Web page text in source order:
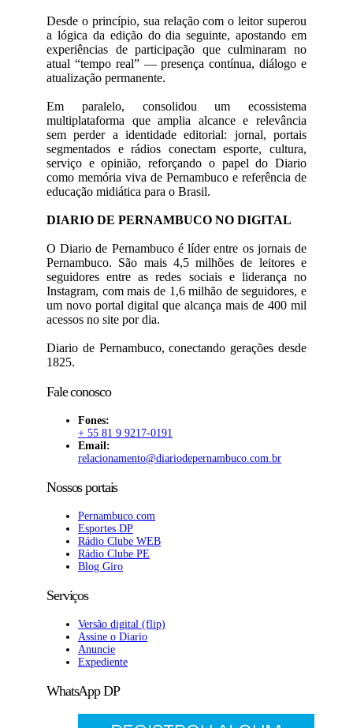
Desde o princípio, sua relação com o leitor superou
a lógica da edição do dia seguinte, apostando em
experiências de participação que culminaram no
atual “tempo real” — presença contínua, diálogo e
atualização permanente.
Em paralelo, consolidou um ecossistema
multiplataforma que amplia alcance e relevância
sem perder a identidade editorial: jornal, portais
segmentados e rádios conectam esporte, cultura,
serviço e opinião, reforçando o papel do Diario
como memória viva de Pernambuco e referência de
educação midiática para o Brasil.
DIARIO DE PERNAMBUCO NO DIGITAL
O Diario de Pernambuco é líder entre os jornais de
Pernambuco. São mais 4,5 milhões de leitores e
seguidores entre as redes sociais e liderança no
Instagram, com mais de 1,6 milhão de seguidores, e
um novo portal digital que alcança mais de 400 mil
acessos no site por dia.
Diario de Pernambuco, conectando gerações desde
1825.
Fale conosco
Fones:
+ 55 81 9 9217-0191
Email:
relacionamento@diariodepernambuco.com.br
Nossos portais
Pernambuco.com
Esportes DP
Rádio Clube WEB
Rádio Clube PE
Blog Giro
Serviços
Versão digital (flip)
Assine o Diario
Anuncie
Expediente
WhatsApp DP